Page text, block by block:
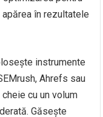
în rezultatele
instrumente
Ahrefs sau
cu un volum
Găsește